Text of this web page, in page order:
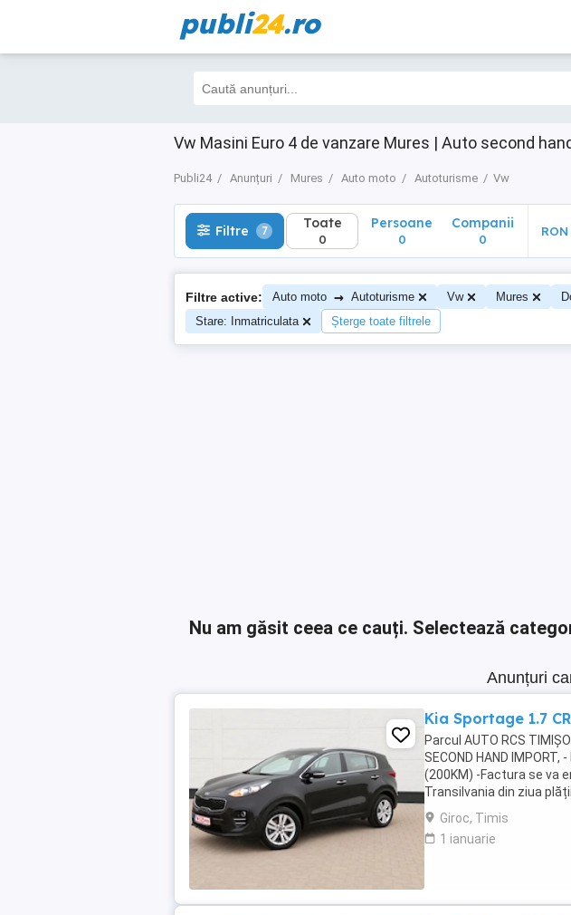
publi24.ro
Vw Masini Euro 4 de vanzare Mures | Auto second
Publi24 Anunțuri Mures Auto moto Autoturisme Vw
Filtre 7 Toate
0
Filtre 7 Toate
0
Persoane
0
Companii
0
RON
Filtre active: Auto moto → Autoturisme Vw Mures
Stare: Inmatriculata
Șterge toate filtrele
Nu am găsit ceea ce cauți. Selectează
Anunțuri
Kia Sportage 1.7
Parcul AUTO RCS
SECOND HAND IMPORT,
(200KM) -Factura se va
Transilvania din ziua
înmatriculare definitivă în
Giroc, Timis
1 ianuarie